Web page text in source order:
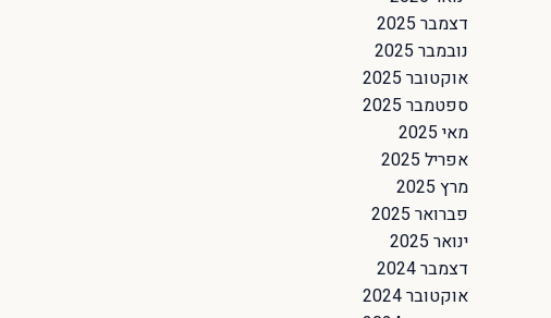
דצמבר 2025
נובמבר 2025
אוקטובר 2025
ספטמבר 2025
מאי 2025
אפריל 2025
מרץ 2025
פברואר 2025
ינואר 2025
דצמבר 2024
אוקטובר 2024